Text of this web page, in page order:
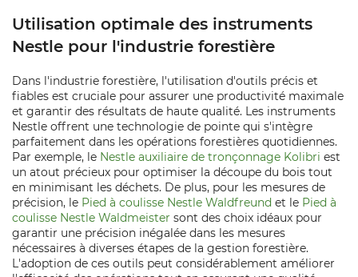
Utilisation optimale des instruments
Nestle pour l'industrie forestière
Dans l'industrie forestière, l'utilisation d'outils précis et
fiables est cruciale pour assurer une productivité maximale
et garantir des résultats de haute qualité. Les instruments
Nestle offrent une technologie de pointe qui s'intègre
parfaitement dans les opérations forestières quotidiennes.
Par exemple, le Nestle auxiliaire de tronçonnage Kolibri est
un atout précieux pour optimiser la découpe du bois tout
en minimisant les déchets. De plus, pour les mesures de
précision, le Pied à coulisse Nestle Waldfreund et le Pied à
coulisse Nestle Waldmeister sont des choix idéaux pour
garantir une précision inégalée dans les mesures
nécessaires à diverses étapes de la gestion forestière.
L'adoption de ces outils peut considérablement améliorer